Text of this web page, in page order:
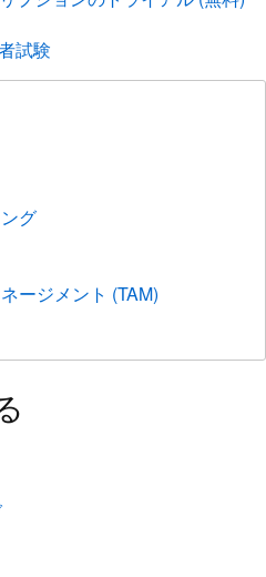
試験
グ
ージメント (TAM)